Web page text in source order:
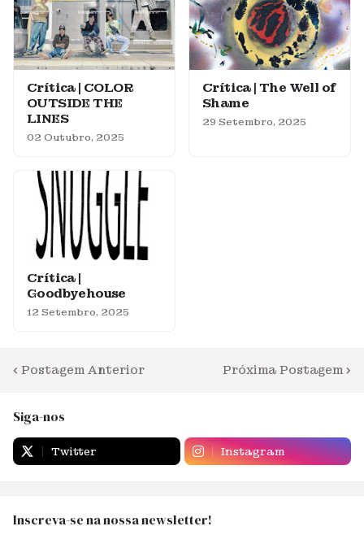
Crítica | COLOR
OUTSIDE THE
LINES
02 Outubro, 2025
Crítica | The Well of
Shame
29 Setembro, 2025
Crítica |
Goodbyehouse
12 Setembro, 2025
Postagem Anterior Próxima Postagem
Siga-nos
Twitter Instagram
Inscreva-se na nossa newsletter!